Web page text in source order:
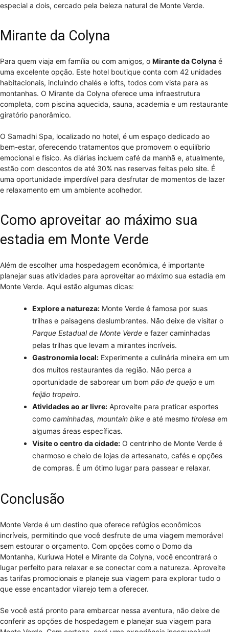
especial a dois, cercado pela beleza natural de Monte Verde.
Mirante da Colyna
Para quem viaja em família ou com amigos, o Mirante da Colyna é
uma excelente opção. Este hotel boutique conta com 42 unidades
habitacionais, incluindo chalés e lofts, todos com vista para as
montanhas. O Mirante da Colyna oferece uma infraestrutura
completa, com piscina aquecida, sauna, academia e um restaurante
giratório panorâmico.
O Samadhi Spa, localizado no hotel, é um espaço dedicado ao
bem-estar, oferecendo tratamentos que promovem o equilíbrio
emocional e físico. As diárias incluem café da manhã e, atualmente,
estão com descontos de até 30% nas reservas feitas pelo site. É
uma oportunidade imperdível para desfrutar de momentos de lazer
e relaxamento em um ambiente acolhedor.
Como aproveitar ao máximo sua
estadia em Monte Verde
Além de escolher uma hospedagem econômica, é importante
planejar suas atividades para aproveitar ao máximo sua estadia em
Monte Verde. Aqui estão algumas dicas:
Explore a natureza: Monte Verde é famosa por suas
trilhas e paisagens deslumbrantes. Não deixe de visitar o
Parque Estadual de Monte Verde e fazer caminhadas
pelas trilhas que levam a mirantes incríveis.
Gastronomia local: Experimente a culinária mineira em um
dos muitos restaurantes da região. Não perca a
oportunidade de saborear um bom pão de queijo e um
feijão tropeiro.
Atividades ao ar livre: Aproveite para praticar esportes
como caminhadas, mountain bike e até mesmo tirolesa em
algumas áreas específicas.
Visite o centro da cidade: O centrinho de Monte Verde é
charmoso e cheio de lojas de artesanato, cafés e opções
de compras. É um ótimo lugar para passear e relaxar.
Conclusão
Monte Verde é um destino que oferece refúgios econômicos
incríveis, permitindo que você desfrute de uma viagem memorável
sem estourar o orçamento. Com opções como o Domo da
Montanha, Kuriuwa Hotel e Mirante da Colyna, você encontrará o
lugar perfeito para relaxar e se conectar com a natureza. Aproveite
as tarifas promocionais e planeje sua viagem para explorar tudo o
que esse encantador vilarejo tem a oferecer.
Se você está pronto para embarcar nessa aventura, não deixe de
conferir as opções de hospedagem e planejar sua viagem para